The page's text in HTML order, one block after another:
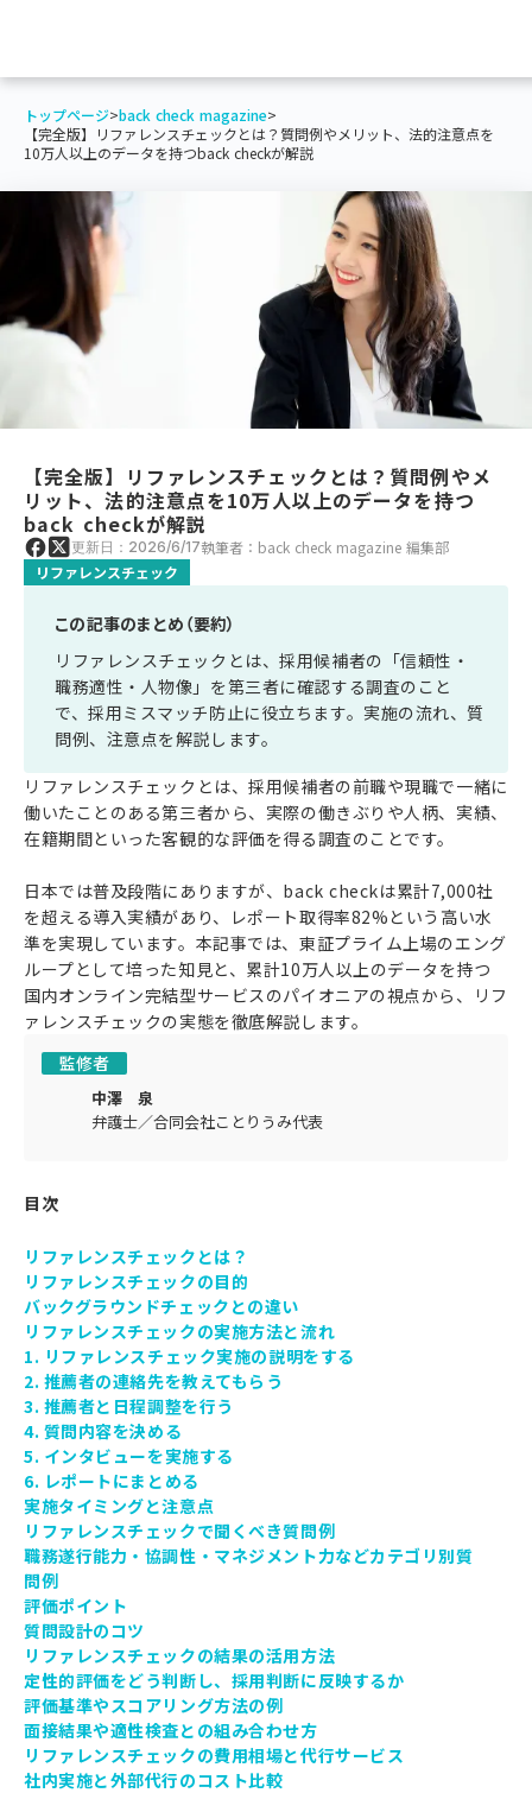
トップページ>back check magazine>
【完全版】リファレンスチェックとは？質問例やメリット、法的注意点を
10万人以上のデータを持つback checkが解説
【完全版】リファレンスチェックとは？質問例やメ
リット、法的注意点を10万人以上のデータを持つ
back checkが解説
更新日：2026/6/17執筆者：back check magazine 編集部
リファレンスチェック
この記事のまとめ（要約）
リファレンスチェックとは、採用候補者の「信頼性・
職務適性・人物像」を第三者に確認する調査のこと
で、採用ミスマッチ防止に役立ちます。実施の流れ、質
問例、注意点を解説します。
リファレンスチェックとは、採用候補者の前職や現職で一緒に
働いたことのある第三者から、実際の働きぶりや人柄、実績、
在籍期間といった客観的な評価を得る調査のことです。
日本では普及段階にありますが、back checkは累計7,000社
を超える導入実績があり、レポート取得率82%という高い水
準を実現しています。本記事では、東証プライム上場のエング
ループとして培った知見と、累計10万人以上のデータを持つ
国内オンライン完結型サービスのパイオニアの視点から、リフ
ァレンスチェックの実態を徹底解説します。
監修者
中澤 泉
弁護士／合同会社ことりうみ代表
目次
リファレンスチェックとは？
リファレンスチェックの目的
バックグラウンドチェックとの違い
リファレンスチェックの実施方法と流れ
1. リファレンスチェック実施の説明をする
2. 推薦者の連絡先を教えてもらう
3. 推薦者と日程調整を行う
4. 質問内容を決める
5. インタビューを実施する
6. レポートにまとめる
実施タイミングと注意点
リファレンスチェックで聞くべき質問例
職務遂行能力・協調性・マネジメント力などカテゴリ別質
問例
評価ポイント
質問設計のコツ
リファレンスチェックの結果の活用方法
定性的評価をどう判断し、採用判断に反映するか
評価基準やスコアリング方法の例
面接結果や適性検査との組み合わせ方
リファレンスチェックの費用相場と代行サービス
社内実施と外部代行のコスト比較